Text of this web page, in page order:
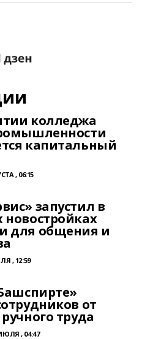
колледжа
капитальный
, 06:15
запустил в
для общения и
, 12:59
от
труда
, 04:47